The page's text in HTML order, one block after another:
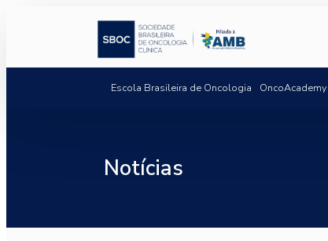
Escola Brasileira de Oncologia OncoAcademy
Notícias